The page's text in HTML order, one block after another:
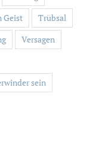
Geist
Trübsal
Versagen
sein